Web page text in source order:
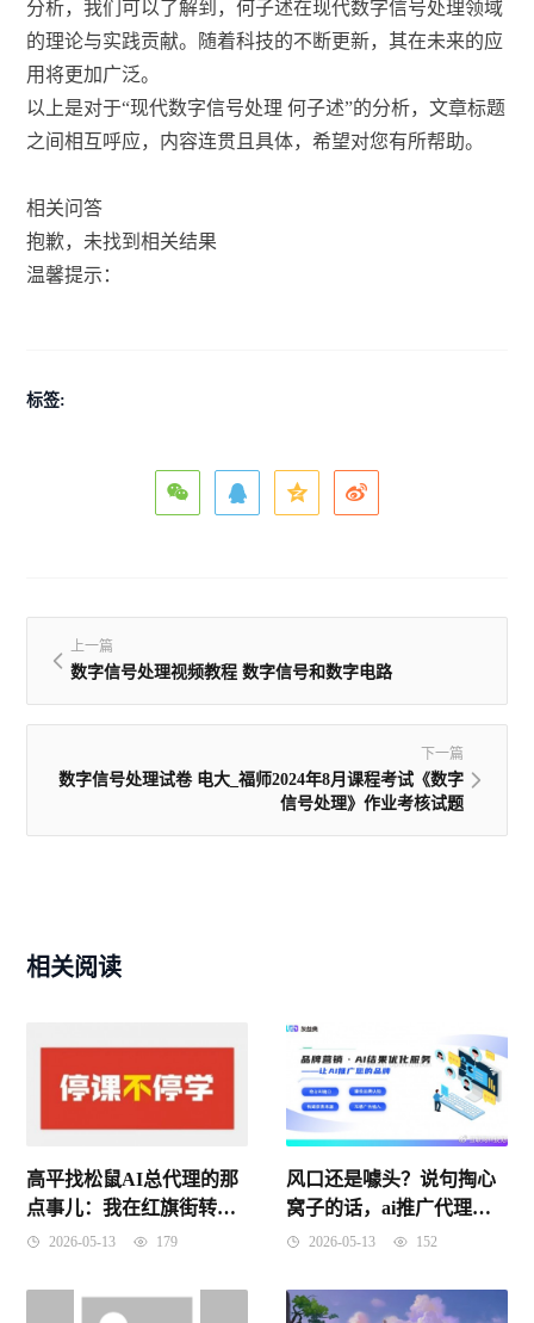
分析，我们可以了解到，何子述在现代数字信号处理领域
的理论与实践贡献。随着科技的不断更新，其在未来的应
用将更加广泛。
以上是对于“现代数字信号处理 何子述”的分析，文章标题
之间相互呼应，内容连贯且具体，希望对您有所帮助。
相关问答
抱歉，未找到相关结果
温馨提示：
标签:
上一篇
数字信号处理视频教程 数字信号和数字电路
下一篇
数字信号处理试卷 电大_福师2024年8月课程考试《数字
信号处理》作业考核试题
相关阅读
高平找松鼠AI总代理的那
点事儿：我在红旗街转了
三圈才搞明白！
2026-05-13 179
风口还是噱头？说句掏心
窝子的话，ai推广代理可
以做吗？
2026-05-13 152